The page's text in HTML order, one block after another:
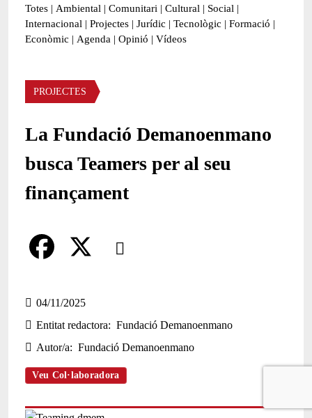
Totes | Ambiental | Comunitari | Cultural | Social |
Internacional | Projectes | Jurídic | Tecnològic | Formació |
Econòmic | Agenda | Opinió | Vídeos
Àmbit de la notícia
PROJECTES
La Fundació Demanoenmano
busca Teamers per al seu
finançament
Comparteix
a
c
e
04/11/2025
Entitat redactora
Fundació Demanoenmano
Autor/a
Fundació Demanoenmano
Veu Col·laboradora